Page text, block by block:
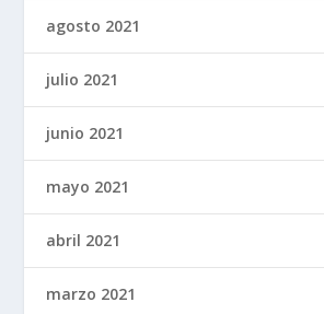
agosto 2021
julio 2021
junio 2021
mayo 2021
abril 2021
marzo 2021